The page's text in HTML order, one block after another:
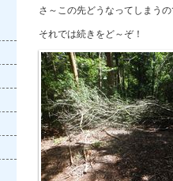
さ～この先どうなってしまう
それでは続きをど～ぞ！